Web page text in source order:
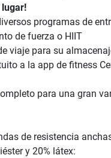
programas de
de fuerza o HIIT
viaje para su
a la app de fitness
para una gran
de resistencia
y 20% látex: